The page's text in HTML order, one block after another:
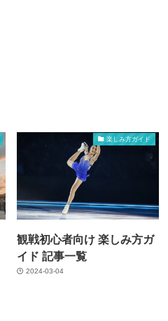
楽しみ方ガイド
観戦初心者向け 楽しみ方ガ
イド 記事一覧
2024-03-04